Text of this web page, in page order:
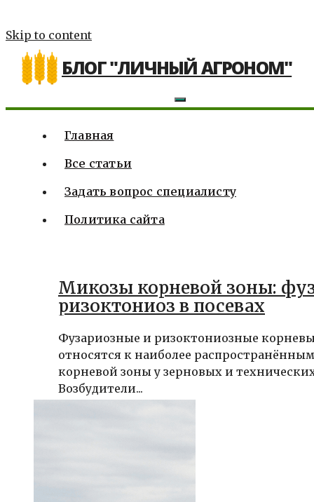
Skip to content
БЛОГ "ЛИЧНЫЙ АГРОНОМ"
Главная
Все статьи
Задать вопрос специалисту
Политика сайта
Микозы корневой зоны:
ризоктониоз в посевах
Фузариозные и ризоктониозные
относятся к наиболее
корневой зоны у зерновых и
Возбудители...